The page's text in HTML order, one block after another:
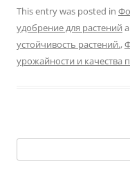
This entry was posted in
удобрение для растений
устойчивость растений.,
урожайности и качества
for: